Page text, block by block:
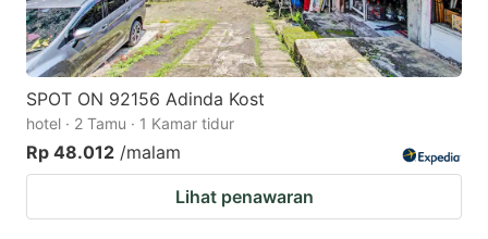
SPOT ON 92156 Adinda Kost
hotel · 2 Tamu · 1 Kamar tidur
Rp 48.012 /malam
Lihat penawaran